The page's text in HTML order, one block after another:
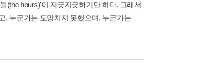
(the hours)'이 지긋지긋하기만 하다. 그래서
, 누군가는 도망치지 못했으며, 누군가는